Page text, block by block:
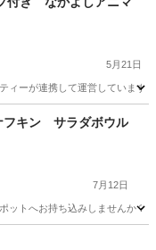
5月21日
ィーが連携して運営していま
キン サラダボウル
7月12日
へお持ち込みしませんか？